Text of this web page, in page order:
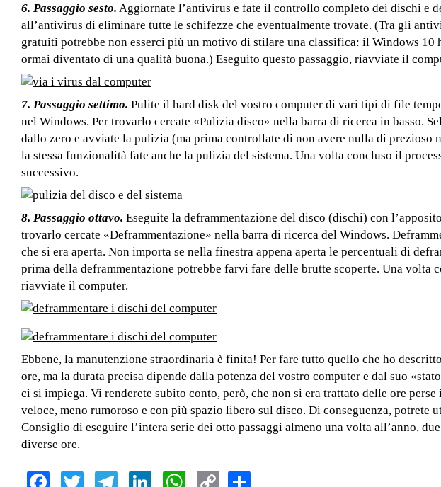
6. Passaggio sesto. Aggiornate l’antivirus e fate il controllo completo dei dischi e
all’antivirus di eliminare tutte le schifezze che eventualmente trovate. (Tra gli
gratuiti potrebbe non esserci più un motivo di stilare una classifica: il Windows
ormai diventato di una qualità buona.) Eseguito questo passaggio, riavviate il
7. Passaggio settimo. Pulite il hard disk del vostro computer di vari tipi di file
nel Windows. Per trovarlo cercate «Pulizia disco» nella barra di ricerca in basso.
dallo zero e avviate la pulizia (ma prima controllate di non avere nulla di prezioso
la stessa funzionalità fate anche la pulizia del sistema. Una volta concluso il
successivo.
8. Passaggio ottavo. Eseguite la deframmentazione del disco (dischi) con
trovarlo cercate «Deframmentazione» nella barra di ricerca del Windows.
che si era aperta. Non importa se nella finestra appena aperta le percentuali di
prima della deframmentazione potrebbe farvi fare delle brutte scoperte. Una volta
riavviate il computer.
Ebbene, la manutenzione straordinaria è finita! Per fare tutto quello che ho
ore, ma la durata precisa dipende dalla potenza del vostro computer e dal suo
ci si impiega. Vi renderete subito conto, però, che non si era trattato delle ore
veloce, meno rumoroso e con più spazio libero sul disco. Di conseguenza, potrete
Consiglio di eseguire l’intera serie dei otto passaggi almeno una volta all’anno,
diverse ore.